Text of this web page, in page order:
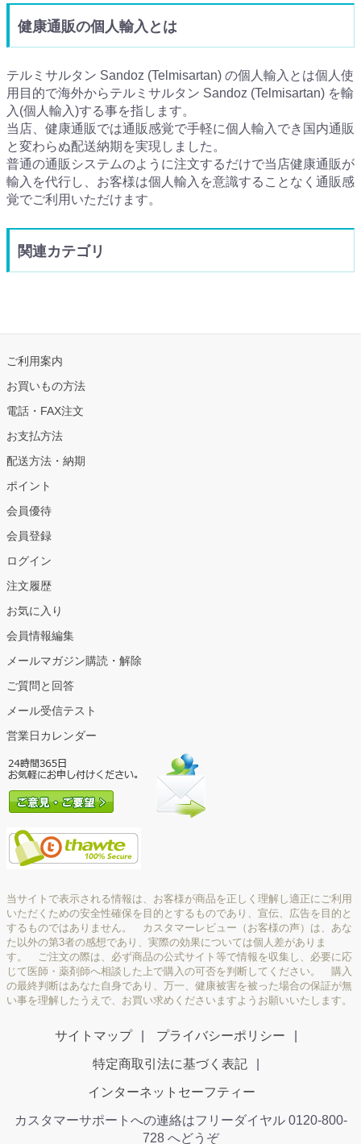
健康通販の個人輸入とは
テルミサルタン Sandoz (Telmisartan) の個人輸入とは個人使
用目的で海外からテルミサルタン Sandoz (Telmisartan) を輸
入(個人輸入)する事を指します。
当店、健康通販では通販感覚で手軽に個人輸入でき国内通販
と変わらぬ配送納期を実現しました。
普通の通販システムのように注文するだけで当店健康通販が
輸入を代行し、お客様は個人輸入を意識することなく通販感
覚でご利用いただけます。
関連カテゴリ
ご利用案内
お買いもの方法
電話・FAX注文
お支払方法
配送方法・納期
ポイント
会員優待
会員登録
ログイン
注文履歴
お気に入り
会員情報編集
メールマガジン購読・解除
ご質問と回答
メール受信テスト
営業日カレンダー
当サイトで表示される情報は、お客様が商品を正しく理解し適正にご利用
いただくための安全性確保を目的とするものであり、宣伝、広告を目的と
するものではありません。 カスタマーレビュー（お客様の声）は、あな
た以外の第3者の感想であり、実際の効果については個人差がありま
す。 ご注文の際は、必ず商品の公式サイト等で情報を収集し、必要に応
じて医師・薬剤師へ相談した上で購入の可否を判断してください。 購入
の最終判断はあなた自身であり、万一、健康被害を被った場合の保証が無
い事を理解したうえで、お買い求めくださいますようお願いいたします。
サイトマップ プライバシーポリシー
特定商取引法に基づく表記
インターネットセーフティー
カスタマーサポートへの連絡はフリーダイヤル 0120-800-
728 へどうぞ